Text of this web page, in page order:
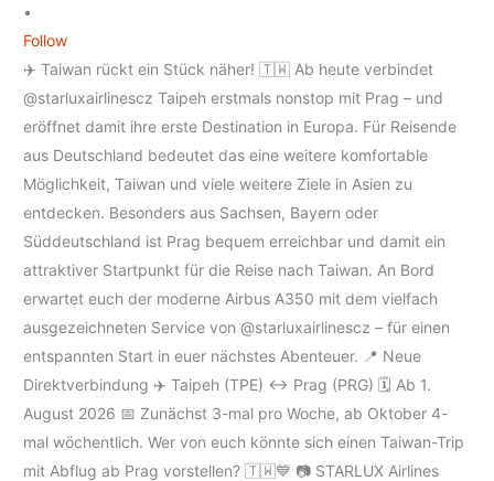
•
Follow
✈️ Taiwan rückt ein Stück näher! 🇹🇼 Ab heute verbindet
@starluxairlinescz Taipeh erstmals nonstop mit Prag – und
eröffnet damit ihre erste Destination in Europa. Für Reisende
aus Deutschland bedeutet das eine weitere komfortable
Möglichkeit, Taiwan und viele weitere Ziele in Asien zu
entdecken. Besonders aus Sachsen, Bayern oder
Süddeutschland ist Prag bequem erreichbar und damit ein
attraktiver Startpunkt für die Reise nach Taiwan. An Bord
erwartet euch der moderne Airbus A350 mit dem vielfach
ausgezeichneten Service von @starluxairlinescz – für einen
entspannten Start in euer nächstes Abenteuer. 📍 Neue
Direktverbindung ✈️ Taipeh (TPE) ↔ Prag (PRG) 🗓 Ab 1.
August 2026 📅 Zunächst 3-mal pro Woche, ab Oktober 4-
mal wöchentlich. Wer von euch könnte sich einen Taiwan-Trip
mit Abflug ab Prag vorstellen? 🇹🇼💙 📷 STARLUX Airlines